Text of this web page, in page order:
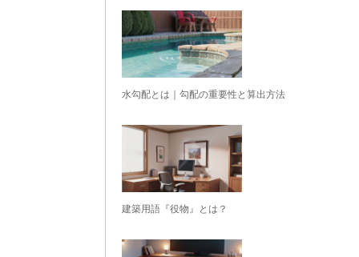
水勾配とは｜勾配の重要性と算出方法
建築用語『役物』とは？